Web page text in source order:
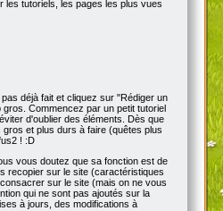
les tutoriels, les pages les plus vues
déjà fait et cliquez sur "Rédiger un
Commencez par un petit tutoriel
d'oublier des éléments. Dès que
et plus durs à faire (quêtes plus
! :D
vous doutez que sa fonction est de
recopier sur le site (caractéristiques
sur le site (mais on ne vous
qui ne sont pas ajoutés sur la
à jours, des modifications à